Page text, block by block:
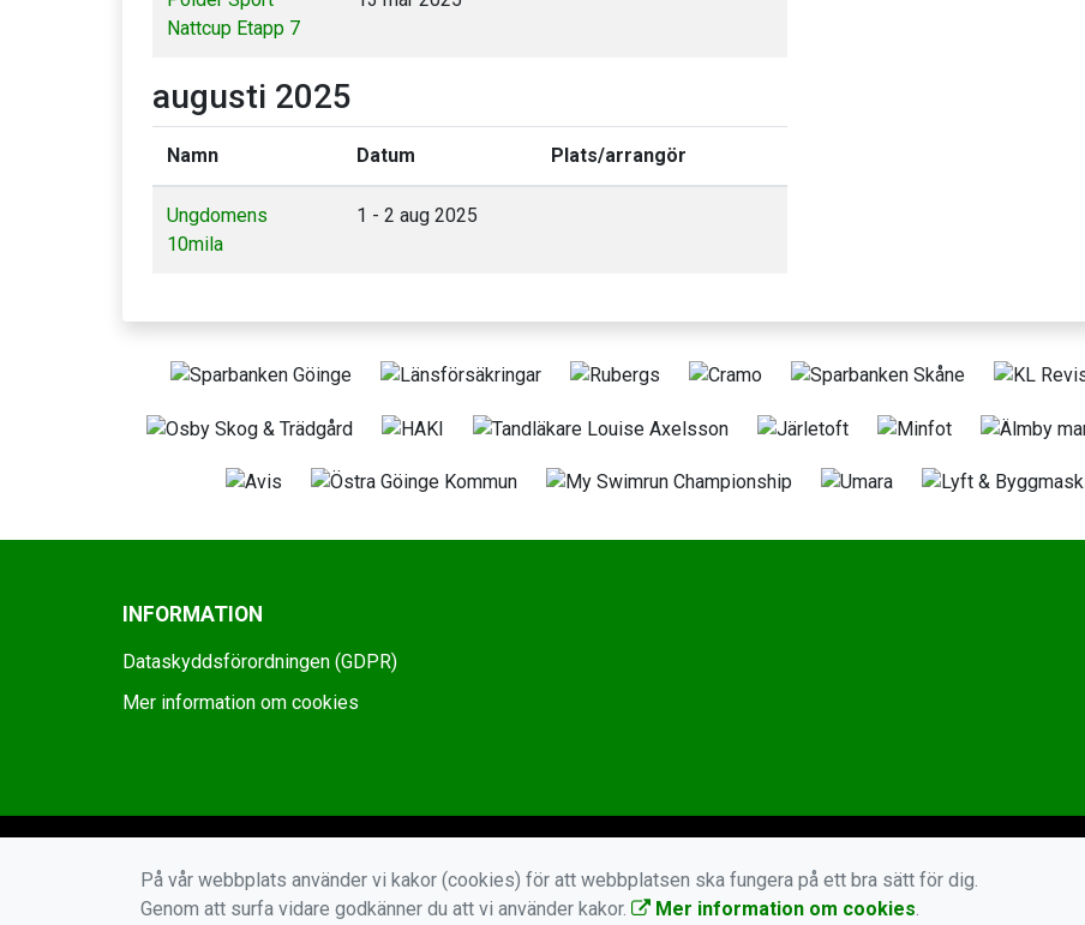
Nattcup Etapp 7
augusti 2025
Namn Datum Plats/arrangör
Ungdomens
10mila
1 - 2 aug 2025
INFORMATION
Dataskyddsförordningen (GDPR)
Mer information om cookies
På vår webbplats använder vi kakor (cookies) för att webbplatsen ska fungera på ett bra sätt för dig.
Genom att surfa vidare godkänner du att vi använder kakor.
Mer information om cookies.